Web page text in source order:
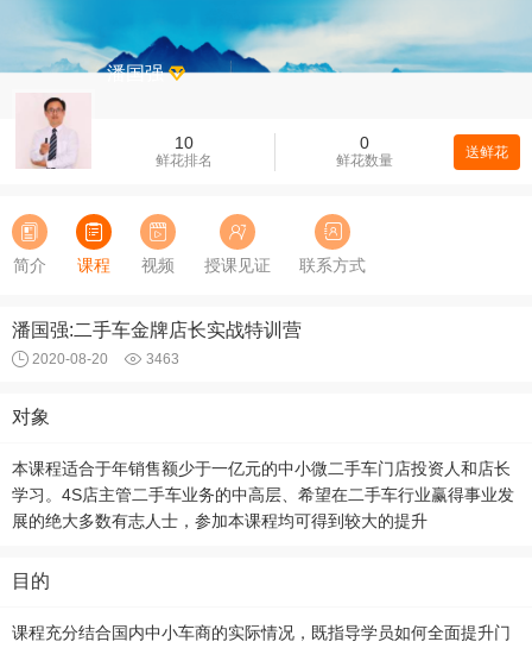
10
鲜花排名
0
鲜花数量 送鲜花
潘国强
简介 课程 视频 授课见证 联系方式
潘国强:二手车金牌店长实战特训营
2020-08-20 3463
对象
本课程适合于年销售额少于一亿元的中小微二手车门店投资人和店长
学习。4S店主管二手车业务的中高层、希望在二手车行业赢得事业发
展的绝大多数有志人士，参加本课程均可得到较大的提升
目的
课程充分结合国内中小车商的实际情况，既指导学员如何全面提升门